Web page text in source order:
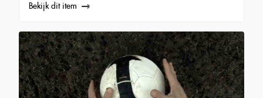
Bekijk dit item